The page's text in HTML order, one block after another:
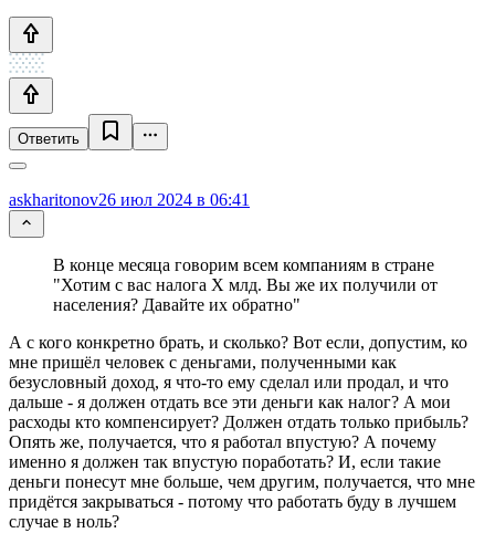
Ответить
askharitonov26 июл 2024 в 06:41
В конце месяца говорим всем компаниям в стране
"Хотим с вас налога X млд. Вы же их получили от
населения? Давайте их обратно"
А с кого конкретно брать, и сколько? Вот если, допустим, ко
мне пришёл человек с деньгами, полученными как
безусловный доход, я что-то ему сделал или продал, и что
дальше - я должен отдать все эти деньги как налог? А мои
расходы кто компенсирует? Должен отдать только прибыль?
Опять же, получается, что я работал впустую? А почему
именно я должен так впустую поработать? И, если такие
деньги понесут мне больше, чем другим, получается, что мне
придётся закрываться - потому что работать буду в лучшем
случае в ноль?